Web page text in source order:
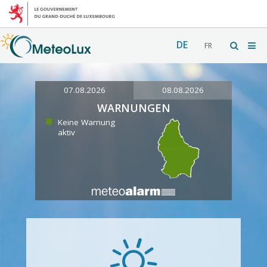
DE FR
07.08.2026 08.08.2026
WARNUNGEN
Keine Warnung
aktiv